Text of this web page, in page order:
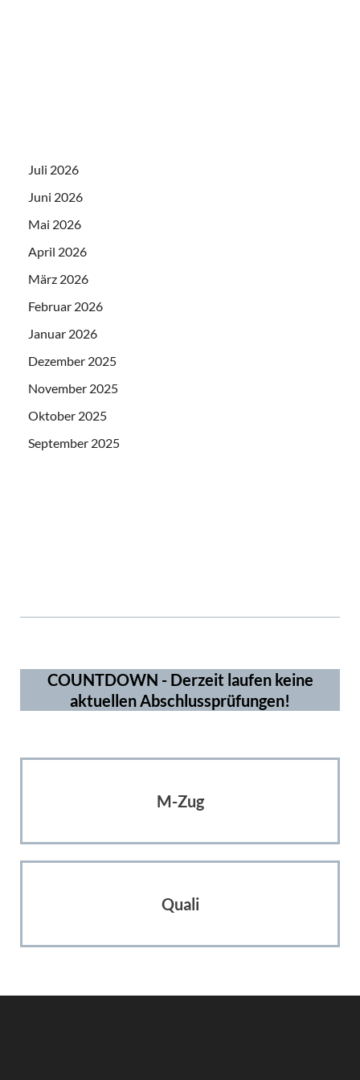
Juli 2026
Juni 2026
Mai 2026
April 2026
März 2026
Februar 2026
Januar 2026
Dezember 2025
November 2025
Oktober 2025
September 2025
COUNTDOWN - Derzeit laufen keine
aktuellen Abschlussprüfungen!
M-Zug
Quali